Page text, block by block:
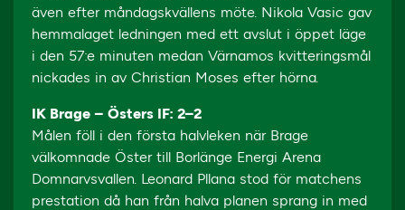
även efter måndagskvällens möte. Nikola Vasic gav
hemmalaget ledningen med ett avslut i öppet läge
i den 57:e minuten medan Värnamos kvitteringsmål
nickades in av Christian Moses efter hörna.
IK Brage – Östers IF: 2–2
Målen föll i den första halvleken när Brage
välkomnade Öster till Borlänge Energi Arena
Domnarvsvallen. Leonard Pllana stod för matchens
prestation då han från halva planen sprang in med